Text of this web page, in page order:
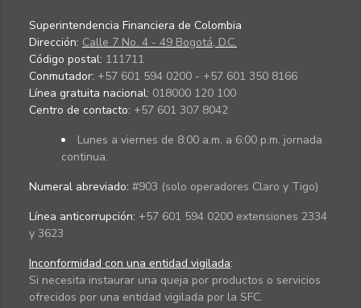
Superintendencia Financiera de Colombia
Dirección: Calle 7 No. 4 - 49 Bogotá, D.C.
Código postal: 111711
Conmutador: +57 601 594 0200 - +57 601 350 8166
Línea gratuita nacional: 018000 120 100
Centro de contacto: +57 601 307 8042
Lunes a viernes de 8:00 a.m. a 6:00 p.m. jornada
continua.
Numeral abreviado: #903 (solo operadores Claro y Tigo)
Línea anticorrupción: +57 601 594 0200 extensiones 2334
y 3623
Inconformidad con una entidad vigilada:
Si necesita instaurar una queja por productos o servicios
ofrecidos por una entidad vigilada por la SFC.